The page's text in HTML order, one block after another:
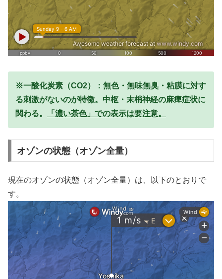
※一酸化炭素（CO2）：無色・無味無臭・粘膜に対す
る刺激がないのが特徴。中枢・末梢神経の麻痺症状に
関わる。
「濃い茶色」での表示は要注意。
オゾンの状態（オゾン全量）
現在のオゾンの状態（オゾン全量）は、以下のとおりで
す。